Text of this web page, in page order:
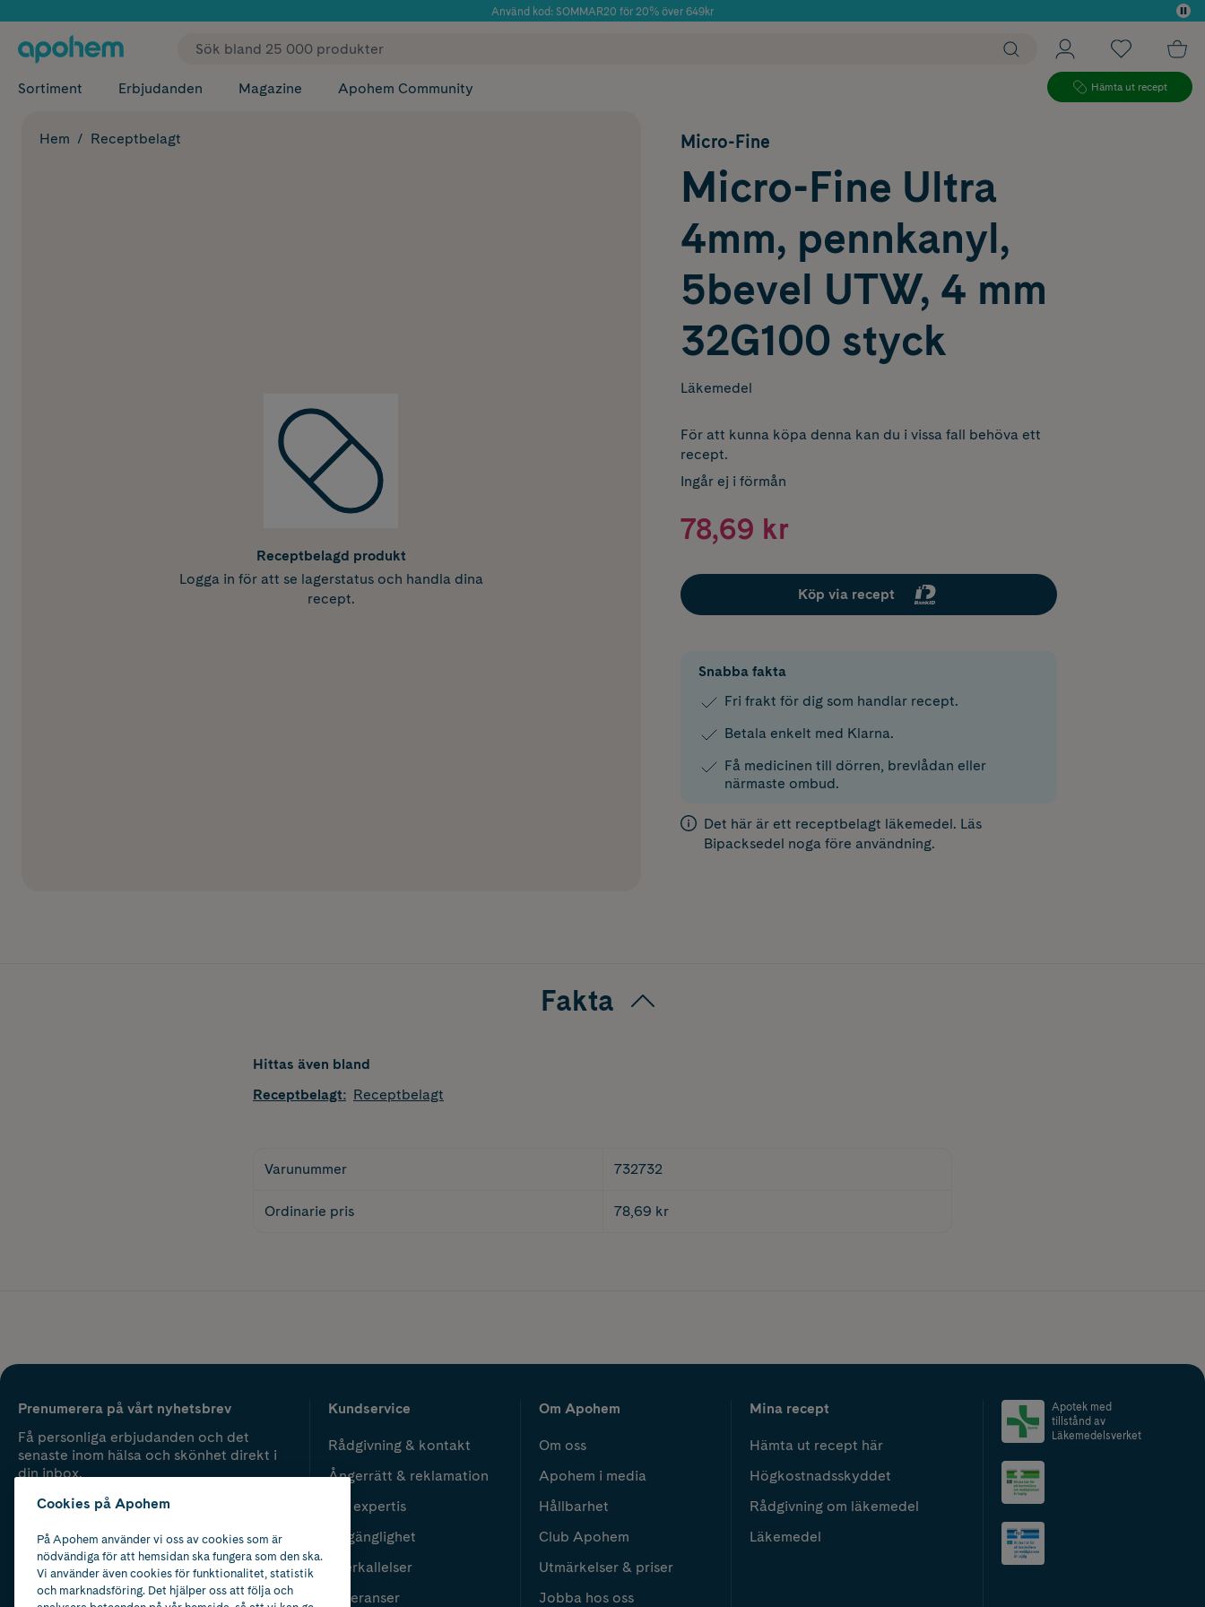
Använd kod: SOMMAR20 för 20% över 649kr
✓ Fri frakt
Sortiment Erbjudanden Magazine Apohem Community Hämta ut recept
Hem Receptbelagt
Receptbelagd produkt
Logga in för att se lagerstatus och handla dina
recept.
Micro-Fine
Micro-Fine Ultra
4mm, pennkanyl,
5bevel UTW, 4 mm
32G100 styck
Läkemedel
För att kunna köpa denna kan du i vissa fall behöva ett
recept.
Ingår ej i förmån
78,69 kr
Köp via recept
Snabba fakta
Fri frakt för dig som handlar recept.
Betala enkelt med Klarna.
Få medicinen till dörren, brevlådan eller
närmaste ombud.
Det här är ett receptbelagt läkemedel. Läs
Bipacksedel noga före användning.
Fakta
Hittas även bland
Receptbelagt: Receptbelagt
Varunummer 732732
Ordinarie pris 78,69 kr
Prenumerera på vårt nyhetsbrev
Få personliga erbjudanden och det
senaste inom hälsa och skönhet direkt i
din inbox.
Kundservice
Rådgivning & kontakt
Ångerrätt & reklamation
Vår expertis
Tillgänglighet
Återkallelser
Leveranser
Om Apohem
Om oss
Apohem i media
Hållbarhet
Club Apohem
Utmärkelser & priser
Jobba hos oss
Mina recept
Hämta ut recept här
Högkostnadsskyddet
Rådgivning om läkemedel
Läkemedel
Apotek med
tillstånd av
Läkemedelsverket
Cookies på Apohem
På Apohem använder vi oss av cookies som är
nödvändiga för att hemsidan ska fungera som den ska.
Vi använder även cookies för funktionalitet, statistik
och marknadsföring. Det hjälper oss att följa och